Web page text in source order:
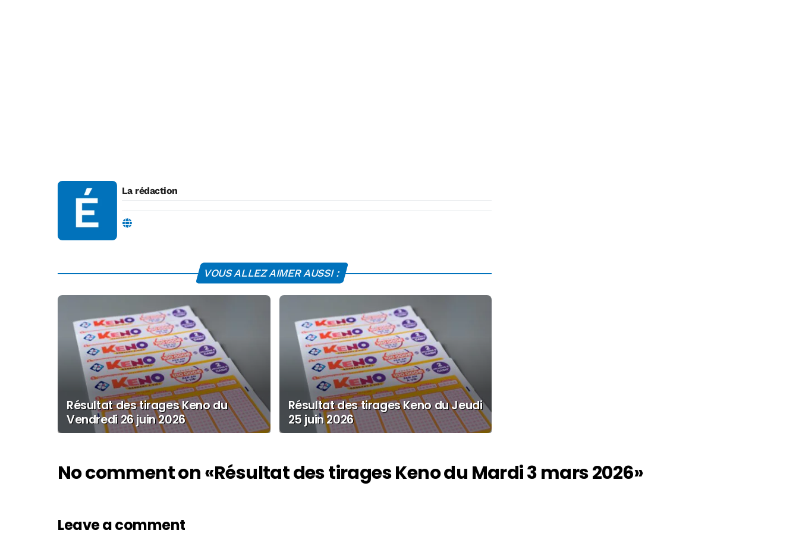
La rédaction
VOUS ALLEZ AIMER AUSSI :
Résultat des tirages Keno du
Vendredi 26 juin 2026
Résultat des tirages Keno du Jeudi
25 juin 2026
No comment on«Résultat des tirages Keno du Mardi 3 mars 2026»
Leave a comment